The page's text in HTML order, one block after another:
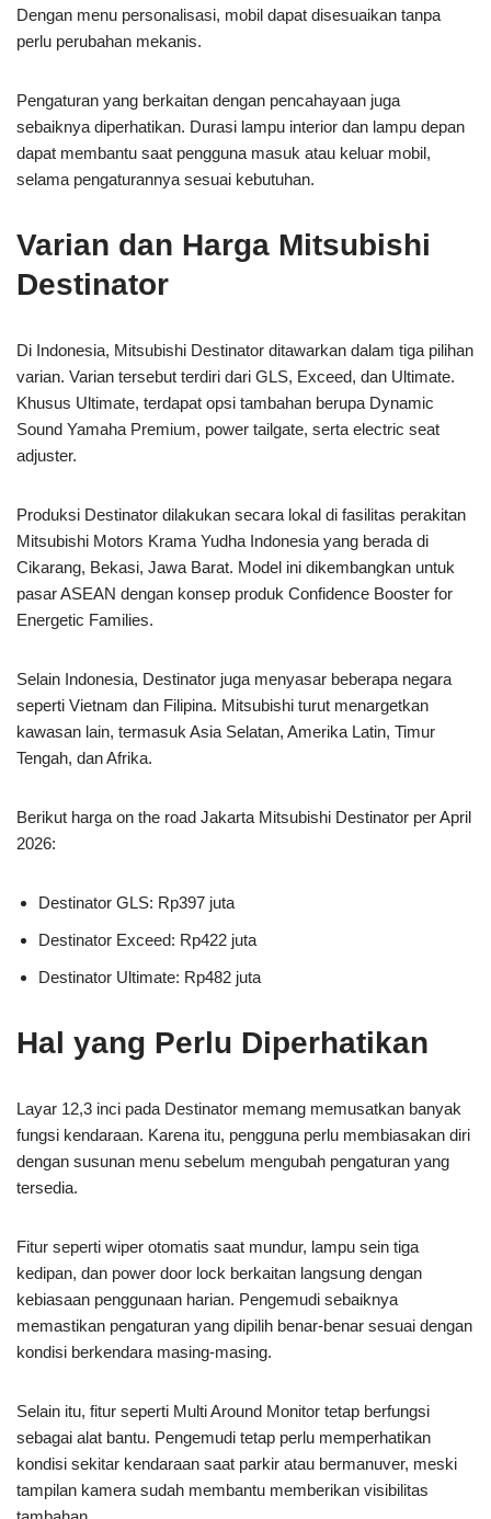
Dengan menu personalisasi, mobil dapat disesuaikan tanpa
perlu perubahan mekanis.
Pengaturan yang berkaitan dengan pencahayaan juga
sebaiknya diperhatikan. Durasi lampu interior dan lampu depan
dapat membantu saat pengguna masuk atau keluar mobil,
selama pengaturannya sesuai kebutuhan.
Varian dan Harga Mitsubishi
Destinator
Di Indonesia, Mitsubishi Destinator ditawarkan dalam tiga pilihan
varian. Varian tersebut terdiri dari GLS, Exceed, dan Ultimate.
Khusus Ultimate, terdapat opsi tambahan berupa Dynamic
Sound Yamaha Premium, power tailgate, serta electric seat
adjuster.
Produksi Destinator dilakukan secara lokal di fasilitas perakitan
Mitsubishi Motors Krama Yudha Indonesia yang berada di
Cikarang, Bekasi, Jawa Barat. Model ini dikembangkan untuk
pasar ASEAN dengan konsep produk Confidence Booster for
Energetic Families.
Selain Indonesia, Destinator juga menyasar beberapa negara
seperti Vietnam dan Filipina. Mitsubishi turut menargetkan
kawasan lain, termasuk Asia Selatan, Amerika Latin, Timur
Tengah, dan Afrika.
Berikut harga on the road Jakarta Mitsubishi Destinator per April
2026:
Destinator GLS: Rp397 juta
Destinator Exceed: Rp422 juta
Destinator Ultimate: Rp482 juta
Hal yang Perlu Diperhatikan
Layar 12,3 inci pada Destinator memang memusatkan banyak
fungsi kendaraan. Karena itu, pengguna perlu membiasakan diri
dengan susunan menu sebelum mengubah pengaturan yang
tersedia.
Fitur seperti wiper otomatis saat mundur, lampu sein tiga
kedipan, dan power door lock berkaitan langsung dengan
kebiasaan penggunaan harian. Pengemudi sebaiknya
memastikan pengaturan yang dipilih benar-benar sesuai dengan
kondisi berkendara masing-masing.
Selain itu, fitur seperti Multi Around Monitor tetap berfungsi
sebagai alat bantu. Pengemudi tetap perlu memperhatikan
kondisi sekitar kendaraan saat parkir atau bermanuver, meski
tampilan kamera sudah membantu memberikan visibilitas